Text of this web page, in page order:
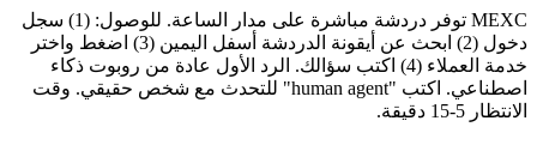
MEXC توفر دردشة مباشرة على مدار الساعة. للوصول: (1) سجل
دخول (2) ابحث عن أيقونة الدردشة أسفل اليمين (3) اضغط واختر
خدمة العملاء (4) اكتب سؤالك. الرد الأول عادة من روبوت ذكاء
اصطناعي. اكتب "human agent" للتحدث مع شخص حقيقي. وقت
الانتظار 5-15 دقيقة.